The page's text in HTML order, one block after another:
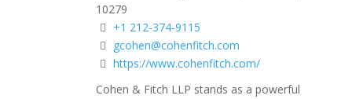
10279
+1 212-374-9115
gcohen@cohenfitch.com
https://www.cohenfitch.com/
Cohen & Fitch LLP stands as a powerful